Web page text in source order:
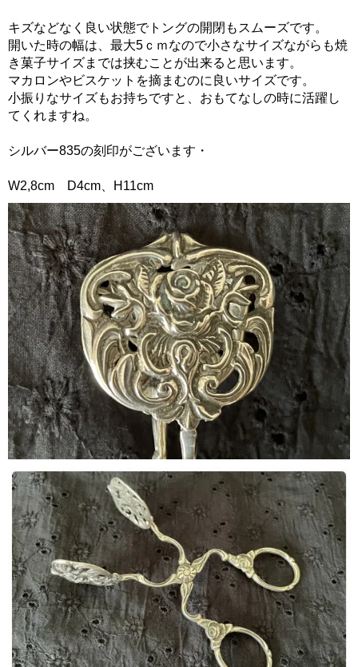
キズなどなく良い状態でトングの開閉もスムーズです。
開いた時の幅は、最大5ｃｍなので小さなサイズながらも焼
き菓子サイズまでは挟むことが出来ると思います。
マカロンやビスケットを摘まむのに良いサイズです。
小振りなサイズもお持ちですと、おもてなしの時に活躍し
てくれますね。
シルバー835の刻印がございます・
W2,8cm D4cm、H11cm